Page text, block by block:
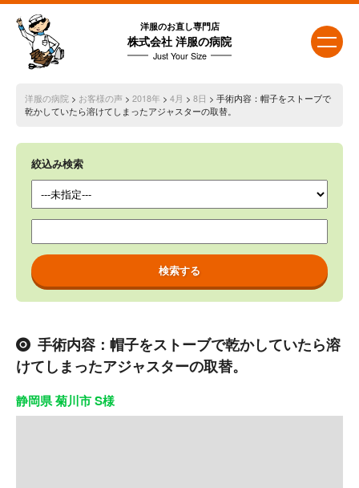
洋服のお直し専門店
株式会社 洋服の病院
Just Your Size
洋服の病院 > お客様の声> 2018年 > 4月 > 8日 > 手術内容：帽子をストーブで
乾かしていたら溶けてしまったアジャスターの取替。
絞込み検索
手術内容：帽子をストーブで乾かしていたら溶
けてしまったアジャスターの取替。
静岡県 菊川市 S様